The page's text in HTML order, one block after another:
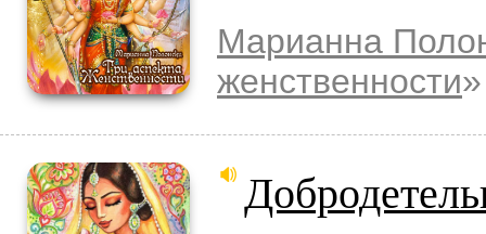
Марианна
женственности»